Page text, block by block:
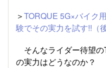
＞TORQUE 5G×バイク
験でその実力を試す!!（後
そんなライダー待望
の実力はどうなのか？